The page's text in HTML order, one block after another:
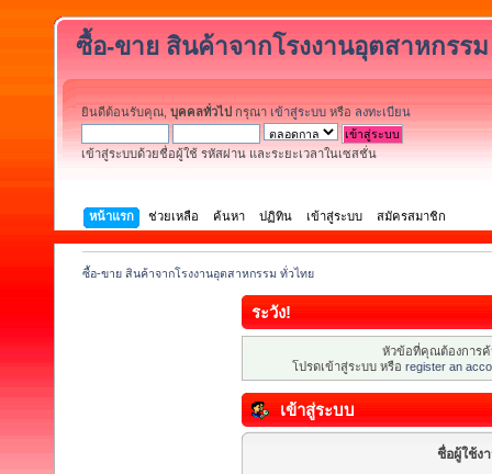
ซื้อ-ขาย สินค้าจากโรงงานอุตสาหกรร
ยินดีต้อนรับคุณ, บุคคลทั่วไป กรุณา เข้าสู่ระบบ หรือ ลงทะเบียน
เข้าสู่ระบบด้วยชื่อผู้ใช้ รหัสผ่าน และระยะเวลาในเซสชั่น
หน้าแรก ช่วยเหลือ ค้นหา ปฏิทิน เข้าสู่ระบบ สมัครสมาชิก
ซื้อ-ขาย สินค้าจากโรงงานอุตสาหกรรม ทั่วไทย
ระวัง!
หัวข้อที่คุณต้องการ
โปรดเข้าสู่ระบบ หรือ register an
เข้าสู่ระบบ
ชื่อผู้ใช้ง